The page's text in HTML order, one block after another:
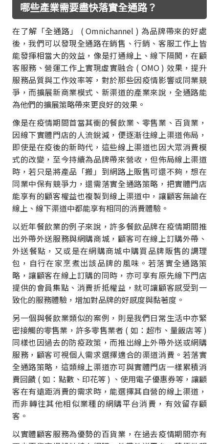
哪些產業需要盡快落實全通路？
在了解「全通路」 ( Omnichannel ) 為品牌帶來的好處
後，我們可以發現全通路在銷售、行銷、客服工作上皆
能發揮相當大的效益，像是打通線上、線下隔閡，在顧
客服務、營運工作上實現虛實融合 ( OMO ) 效果，提升
服務品質與工作效率等，對於那些因疫情影響或同業競
爭，而擴展新商業模式、新渠道的產業來說，全通路能
為他們的擴展策略帶來更良好的效果。
像是在疫情期間首當其衝的餐飲業、零售業、百貨業，
因線下實體門店的人流銳減，便逐漸往線上渠道佈局，
即使是在疫後的新時代，這些線上渠道也因大眾消費模
式的改變，至今持續為品牌帶來營收，但佈局線上渠道
時，若只是將產品「搬」到網路上販售可還不夠，想在
同業中保有競爭力，還需落實全通路策略，把實體門店
能享有的顧客權益也複製到線上渠道中，讓顧客無論在
線上、線下渠道中都能享有相同的消費體驗。
以近年餐飲業的例子來說，許多餐飲品牌在疫情期間推
出外帶外送服務與網購商城，顧客可在線上訂購外帶、
外送餐點，又或是在網購商城中購買品牌販售的調理
包，自行在家烹煮出該品牌的風味。若落實全通路策
略，讓顧客在線上訂購的同時，亦可享有原先線下門店
提供的會員集點、消費折抵權益，就可讓顧客感受到一
致化的服務體驗，增加對品牌的好感度與黏著度。
另一個與餐飲業類似的案例，則是我們日常生活中亦緊
密接觸的零售業，許多零售業者 ( 如：超市、量飯店等 )
同樣也因過去的防疫政策，而推出線上外帶外送或網購
服務，顧客可視個人需求選擇適合的渠道消費。若落實
全通路策略，這類線上渠道亦可與實體門店一樣累積消
費回饋 ( 如：點數、印花等 ) 、使用電子優惠券等，讓顧
客在有遠距消費的需求時，能選擇其自營的線上渠道，
而非轉往其他相似業種的網購平台消費，有效留存顧
客。
以實體顧客服務為優勢的百貨業，在過去疫情期間亦有